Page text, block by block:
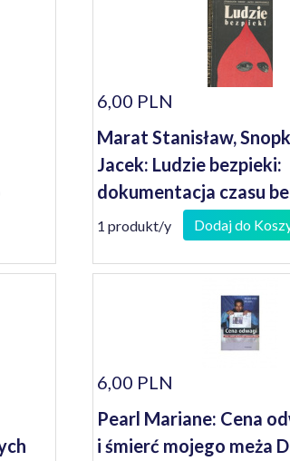
6,00 PLN
Marat Stanisław,
Jacek: Ludzie bezpieki:
dokumentacja czasu
1 produkt/y Dodaj do
6,00 PLN
Pearl Mariane: Cena
i śmierć mojego meża